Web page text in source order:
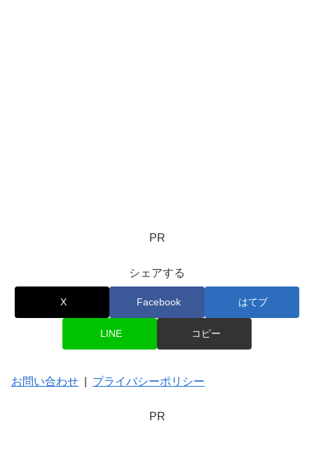
PR
シェアする
X Facebook はてブ
LINE コピー
お問い合わせ プライバシーポリシー
PR